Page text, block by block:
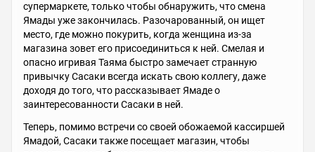
супермаркете, только чтобы обнаружить, что смена
Ямады уже закончилась. Разочарованный, он ищет
место, где можно покурить, когда женщина из-за
магазина зовет его присоединиться к ней. Смелая и
опасно игривая Таяма быстро замечает странную
привычку Сасаки всегда искать свою коллегу, даже
доходя до того, что рассказывает Ямаде о
заинтересованности Сасаки в ней.
Теперь, помимо встречи со своей обожаемой кассиршей
Ямадой, Сасаки также посещает магазин, чтобы